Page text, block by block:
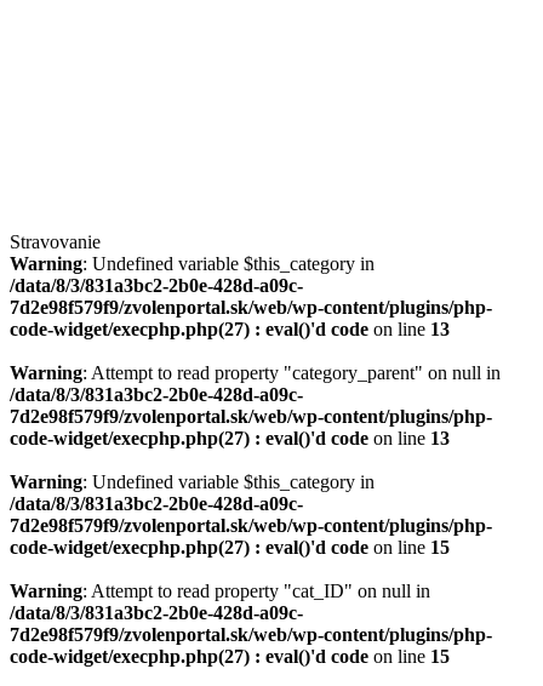
Stravovanie
Warning: Undefined variable $this_category in
/data/8/3/831a3bc2-2b0e-428d-a09c-
7d2e98f579f9/zvolenportal.sk/web/wp-content/plugins/php-
code-widget/execphp.php(27) : eval()'d code on line 13
Warning: Attempt to read property "category_parent" on null in
/data/8/3/831a3bc2-2b0e-428d-a09c-
7d2e98f579f9/zvolenportal.sk/web/wp-content/plugins/php-
code-widget/execphp.php(27) : eval()'d code on line 13
Warning: Undefined variable $this_category in
/data/8/3/831a3bc2-2b0e-428d-a09c-
7d2e98f579f9/zvolenportal.sk/web/wp-content/plugins/php-
code-widget/execphp.php(27) : eval()'d code on line 15
Warning: Attempt to read property "cat_ID" on null in
/data/8/3/831a3bc2-2b0e-428d-a09c-
7d2e98f579f9/zvolenportal.sk/web/wp-content/plugins/php-
code-widget/execphp.php(27) : eval()'d code on line 15